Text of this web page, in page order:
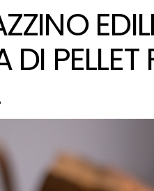
DI